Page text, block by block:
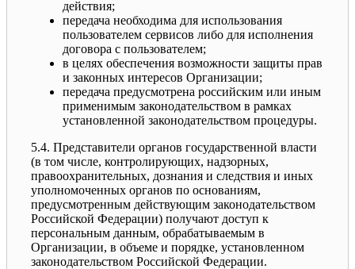
действия;
передача необходима для использования
пользователем сервисов либо для исполнения
договора с пользователем;
в целях обеспечения возможности защиты прав
и законных интересов Организации;
передача предусмотрена российским или иным
применимым законодательством в рамках
установленной законодательством процедуры.
5.4. Представители органов государственной власти
(в том числе, контролирующих, надзорных,
правоохранительных, дознания и следствия и иных
уполномоченных органов по основаниям,
предусмотренным действующим законодательством
Российской Федерации) получают доступ к
персональным данным, обрабатываемым в
Организации, в объеме и порядке, установленном
законодательством Российской Федерации.